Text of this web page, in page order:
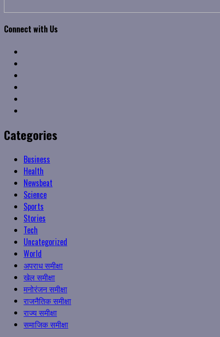
Connect with Us
Categories
Business
Health
Newsbeat
Science
Sports
Stories
Tech
Uncategorized
World
अपराध समीक्षा
खेल समीक्षा
मनोरंजन समीक्षा
राजनैतिक समीक्षा
राज्य समीक्षा
समाजिक समीक्षा